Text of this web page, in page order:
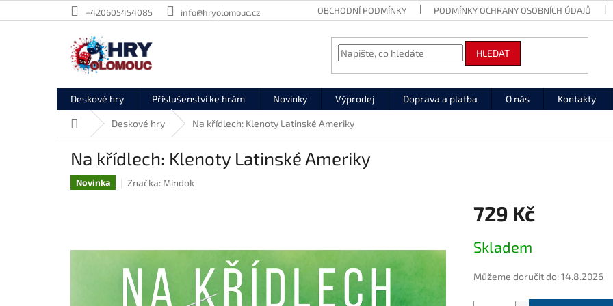
na
+420605454085 info@hryolomouc.cz OBCHODNÍ PODMÍNKY PODMÍNKY OCHRANY OSOBNÍCH ÚDAJŮ
HLEDAT
Deskové hry Příslušenství ke hrám Novinky Výprodej Doprava a platba O nás Kontakty
Domů Deskové hry Na křídlech: Klenoty Latinské Ameriky
Na křídlech: Klenoty Latinské Ameriky
Novinka Značka: Mindok
729 Kč
cena:
Skladem
Můžeme doručit do:14.8.2026